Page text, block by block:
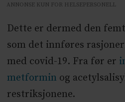
ANNONSE KUN FOR HELSEPERSONELL
Dette er dermed den
som det innføres
med covid-19. Fra før er
metformin og
restriksjonene.